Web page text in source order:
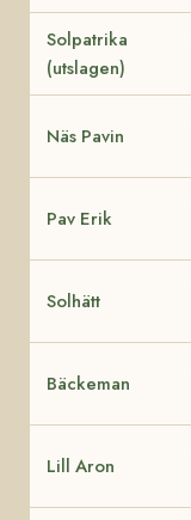
Solpatrika
(utslagen)
Näs Pavin
Pav Erik
Solhätt
Bäckeman
Lill Aron